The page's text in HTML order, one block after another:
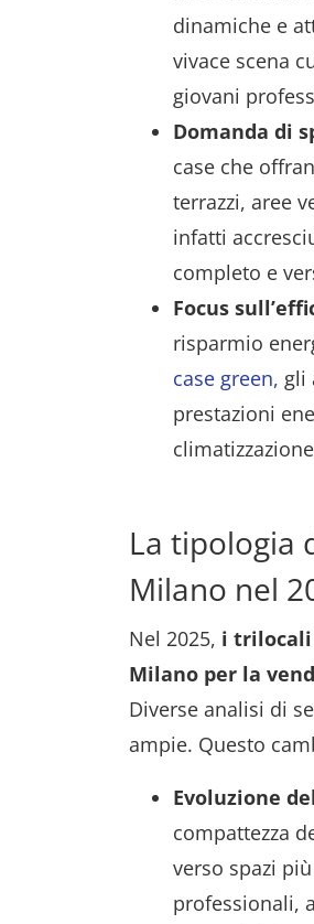
dinamiche e
vivace scena
giovani
Domanda di
case che
terrazzi, aree
infatti
completo e
Focus
risparmio
case green, gli
prestazioni
La tipologia
Milano nel
Nel 2025, i trilocali
Milano per la
Diverse analisi di
ampie. Questo
Evoluzione
compattezza
verso spazi
professionali,